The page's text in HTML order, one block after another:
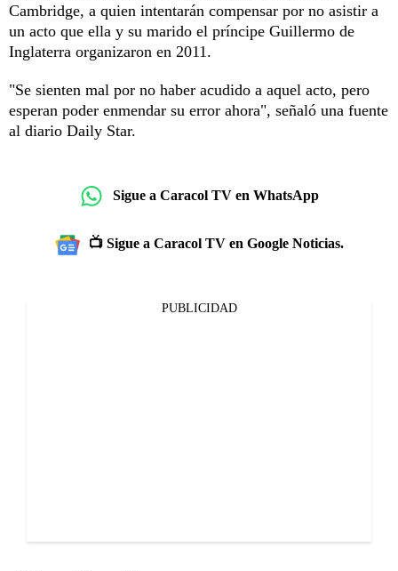
Cambridge, a quien intentarán compensar por no asistir a
un acto que ella y su marido el príncipe Guillermo de
Inglaterra organizaron en 2011.
"Se sienten mal por no haber acudido a aquel acto, pero
esperan poder enmendar su error ahora", señaló una fuente
al diario Daily Star.
Sigue a Caracol TV en WhatsApp
📺 Sigue a Caracol TV en Google Noticias.
PUBLICIDAD